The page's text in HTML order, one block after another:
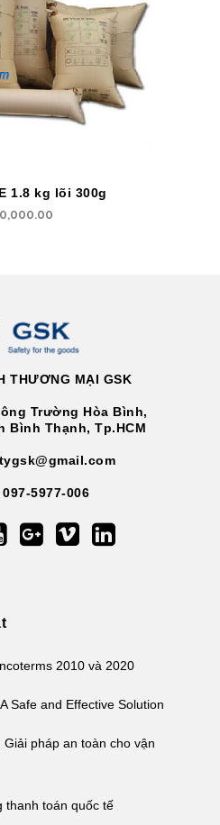
1.8 kg lõi 300g
THƯƠNG MẠI GSK
Trường Hòa Bình,
Bình Thạnh, Tp.HCM
5977-006
2010 và 2020
Safe and Effective Solution
pháp an toàn cho vận
thanh toán quốc tế